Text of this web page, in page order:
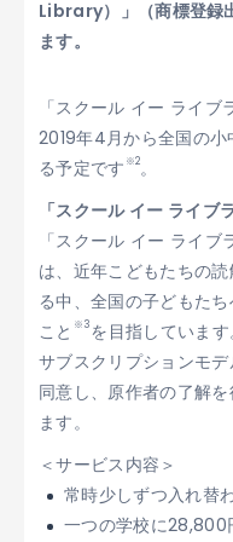
Library）」（商標登録
ます。
「スクール イー ライ
2019年4月から全国の
る予定です ※2。
「スクール イー ライブ
「スクール イー ライ
は、近年こどもたちの
る中、全国の子どもた
こと ※3を目指していま
サブスクリプションモデ
同意し、原作者の了解
ます。
＜サービス内容＞
常時少しずつ入れ替
一つの学校に28,800